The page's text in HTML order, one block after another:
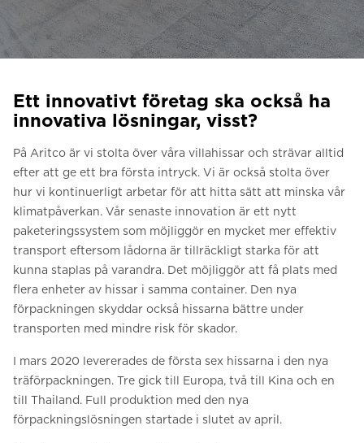
Be om ett offertförslag
Kontakta oss
FAQ
SV
Ett innovativt företag ska också ha
innovativa lösningar, visst?
På Aritco är vi stolta över våra villahissar och strävar alltid
efter att ge ett bra första intryck. Vi är också stolta över
hur vi kontinuerligt arbetar för att hitta sätt att minska vår
klimatpåverkan. Vår senaste innovation är ett nytt
paketeringssystem som möjliggör en mycket mer effektiv
transport eftersom lådorna är tillräckligt starka för att
kunna staplas på varandra. Det möjliggör att få plats med
flera enheter av hissar i samma container. Den nya
förpackningen skyddar också hissarna bättre under
transporten med mindre risk för skador.
I mars 2020 levererades de första sex hissarna i den nya
träförpackningen. Tre gick till Europa, två till Kina och en
till Thailand. Full produktion med den nya
förpackningslösningen startade i slutet av april.